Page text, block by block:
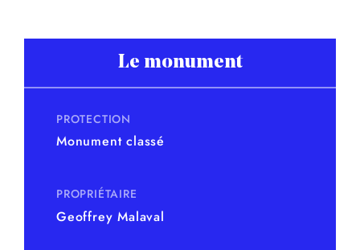
Le monument
PROTECTION
Monument classé
PROPRIÉTAIRE
Geoffrey Malaval